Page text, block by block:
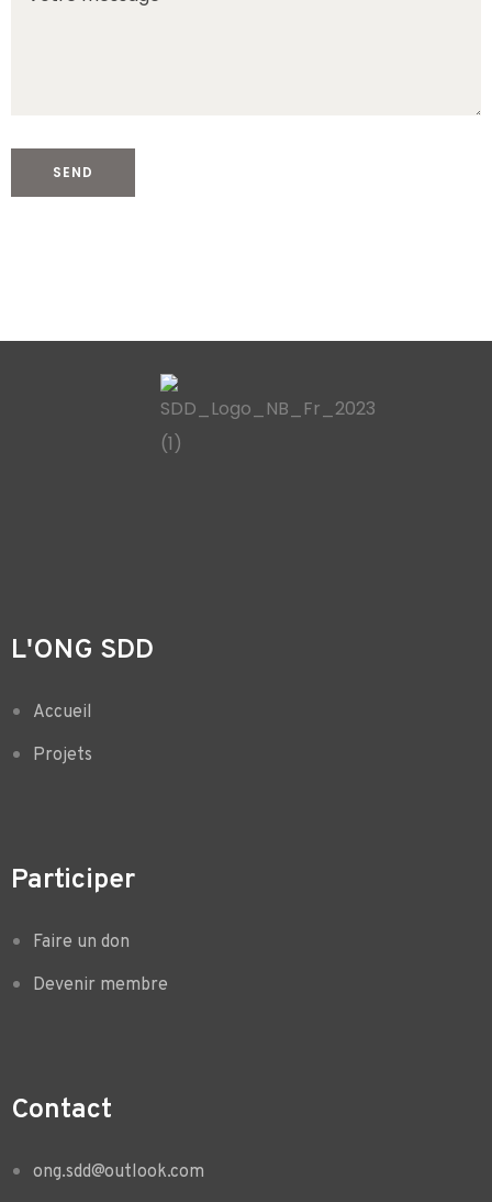
L'ONG SDD
Accueil
Projets
Participer
Faire un don
Devenir membre
Contact
ong.sdd@outlook.com